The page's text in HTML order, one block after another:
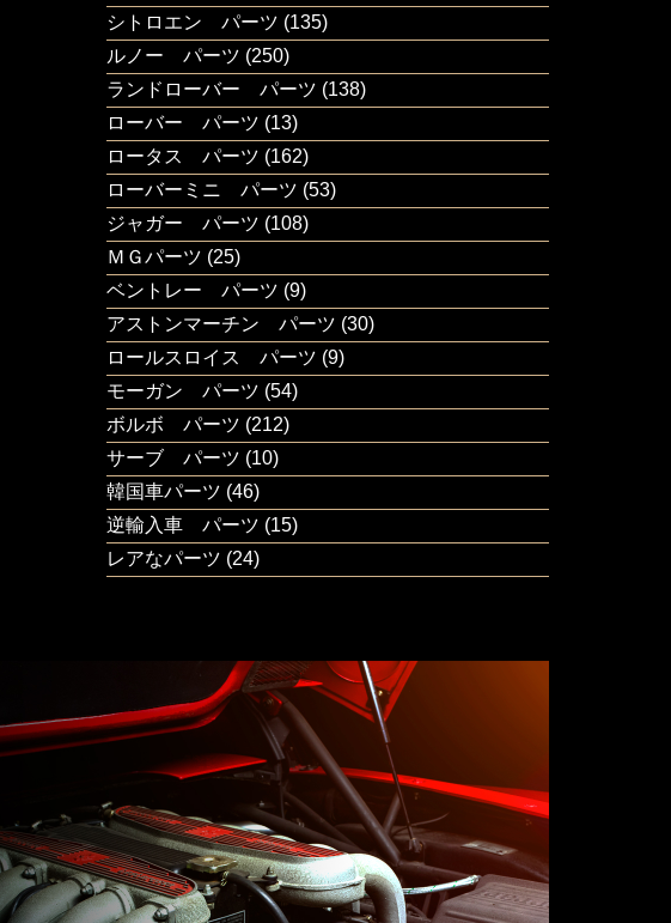
シトロエン パーツ (135)
ルノー パーツ (250)
ランドローバー パーツ (138)
ローバー パーツ (13)
ロータス パーツ (162)
ローバーミニ パーツ (53)
ジャガー パーツ (108)
ＭＧパーツ (25)
ベントレー パーツ (9)
アストンマーチン パーツ (30)
ロールスロイス パーツ (9)
モーガン パーツ (54)
ボルボ パーツ (212)
サーブ パーツ (10)
韓国車パーツ (46)
逆輸入車 パーツ (15)
レアなパーツ (24)